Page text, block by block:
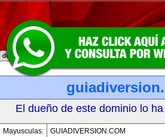
El dueño de este dominio lo
Mayusculas:
GUIADIVERSION.COM